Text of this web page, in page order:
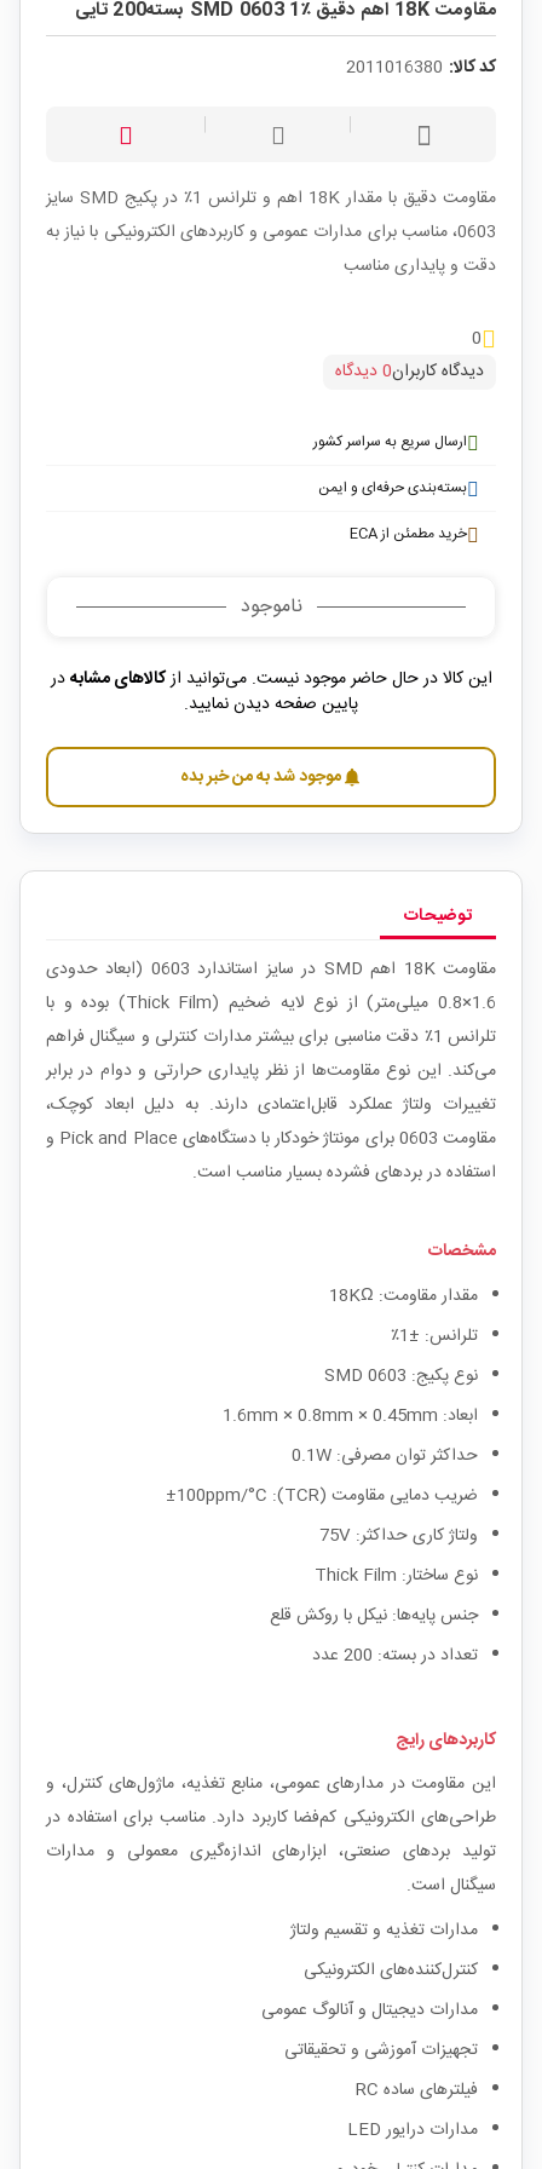
مقاومت 18K اهم دقیق ٪1 SMD 0603 بسته200 تایی
کد کالا: 2011016380
مقاومت دقیق با مقدار 18K اهم و تلرانس 1٪ در پکیج SMD سایز
0603، مناسب برای مدارات عمومی و کاربردهای الکترونیکی با نیاز به
دقت و پایداری مناسب
0
دیدگاه کاربران0 دیدگاه
ارسال سریع به سراسر کشور
بسته‌بندی حرفه‌ای و ایمن
خرید مطمئن از ECA
ناموجود
این کالا در حال حاضر موجود نیست. می‌توانید ازکالاهای مشابهدر
پایین صفحه دیدن نمایید.
notificationsموجود شد به من خبر بده
توضیحات
مقاومت 18K اهم SMD در سایز استاندارد 0603 (ابعاد حدودی
1.6×0.8 میلی‌متر) از نوع لایه ضخیم (Thick Film) بوده و با
تلرانس 1٪ دقت مناسبی برای بیشتر مدارات کنترلی و سیگنال فراهم
می‌کند. این نوع مقاومت‌ها از نظر پایداری حرارتی و دوام در برابر
تغییرات ولتاژ عملکرد قابل‌اعتمادی دارند. به دلیل ابعاد کوچک،
مقاومت 0603 برای مونتاژ خودکار با دستگاه‌های Pick and Place و
استفاده در بردهای فشرده بسیار مناسب است.
مشخصات
مقدار مقاومت: 18KΩ
تلرانس: ±1٪
نوع پکیج: SMD 0603
ابعاد: 1.6mm × 0.8mm × 0.45mm
حداکثر توان مصرفی: 0.1W
ضریب دمایی مقاومت (TCR): ±100ppm/°C
ولتاژ کاری حداکثر: 75V
نوع ساختار: Thick Film
جنس پایه‌ها: نیکل با روکش قلع
تعداد در بسته: 200 عدد
کاربردهای رایج
این مقاومت در مدارهای عمومی، منابع تغذیه، ماژول‌های کنترل، و
طراحی‌های الکترونیکی کم‌فضا کاربرد دارد. مناسب برای استفاده در
تولید بردهای صنعتی، ابزارهای اندازه‌گیری معمولی و مدارات
سیگنال است.
مدارات تغذیه و تقسیم ولتاژ
کنترل‌کننده‌های الکترونیکی
مدارات دیجیتال و آنالوگ عمومی
تجهیزات آموزشی و تحقیقاتی
فیلترهای ساده RC
مدارات درایور LED